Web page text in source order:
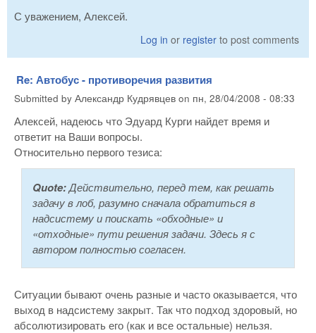
С уважением, Алексей.
Log in or register to post comments
Re: Автобус - противоречия развития
Submitted by Александр Кудрявцев on пн, 28/04/2008 - 08:33
Алексей, надеюсь что Эдуард Курги найдет время и
ответит на Ваши вопросы.
Относительно первого тезиса:
Quote:Действительно, перед тем, как решать
задачу в лоб, разумно сначала обратиться в
надсистему и поискать «обходные» и
«отходные» пути решения задачи. Здесь я с
автором полностью согласен.
Ситуации бывают очень разные и часто оказывается, что
выход в надсистему закрыт. Так что подход здоровый, но
абсолютизировать его (как и все остальные) нельзя.